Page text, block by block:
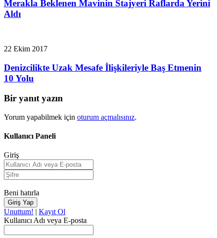
Merakla Beklenen Mavinin Stajyeri Raflarda Yerini
Aldı
22 Ekim 2017
Denizcilikte Uzak Mesafe İlişkileriyle Baş Etmenin
10 Yolu
Bir yanıt yazın
Yorum yapabilmek için oturum açmalısınız.
Kullanıcı Paneli
Giriş
Beni hatırla
Unuttum! | Kayıt Ol
Kullanıcı Adı veya E-posta